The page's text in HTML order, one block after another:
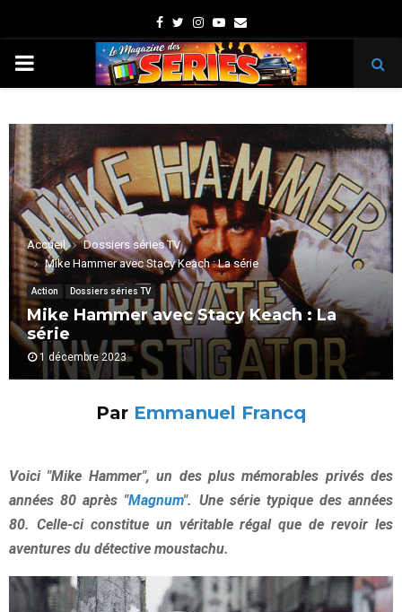
Facebook
TwitterInstagram
Youtube
Email
PRIMARY
Accueil
Dossiers séries TV
Mike Hammer avec Stacy Keach : La série
Action Dossiers séries TV
Mike Hammer avec Stacy Keach : La
série
1 décembre 2023
Par Emmanuel Francq
Voici "Mike Hammer", un des plus mémorables privés des
années 80 après "Magnum". Une série typique des années
80. Celle-ci constitue un véritable régal que de revoir les
aventures du détective moustachu.